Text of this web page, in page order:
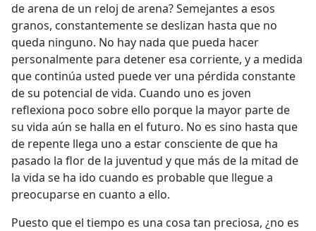
de arena de un reloj de arena? Semejantes a esos
granos, constantemente se deslizan hasta que no
queda ninguno. No hay nada que pueda hacer
personalmente para detener esa corriente, y a medida
que continúa usted puede ver una pérdida constante
de su potencial de vida. Cuando uno es joven
reflexiona poco sobre ello porque la mayor parte de
su vida aún se halla en el futuro. No es sino hasta que
de repente llega uno a estar consciente de que ha
pasado la flor de la juventud y que más de la mitad de
la vida se ha ido cuando es probable que llegue a
preocuparse en cuanto a ello.
Puesto que el tiempo es una cosa tan preciosa, ¿no es